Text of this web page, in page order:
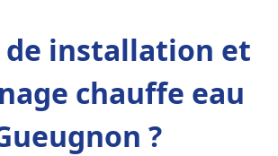
de installation et
chauffe eau
?